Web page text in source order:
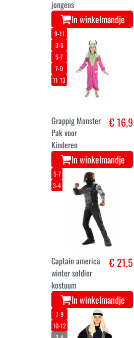
Eenhoorn
regenboog
onesie stars
€ 24,9
In winkelmandje
8-10
Kerst elf
kostuum voor
kinderen
€ 19,9
In winkelmandje
AV4 Wasp
verkleedpak voor
jongens
€ 22